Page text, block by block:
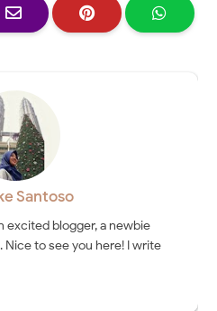
Santoso
excited blogger, a newbie
to see you here! I write